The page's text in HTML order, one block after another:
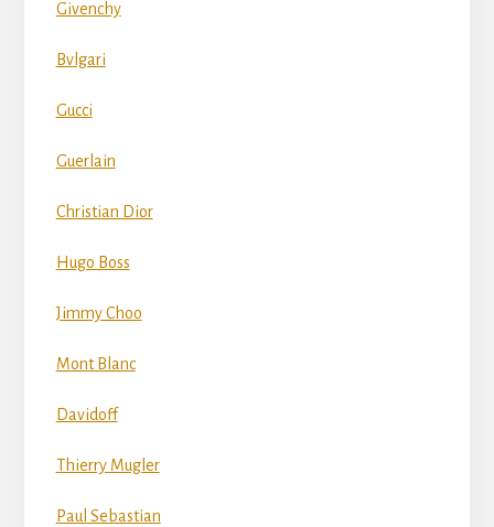
Givenchy
Bvlgari
Gucci
Guerlain
Christian Dior
Hugo Boss
Jimmy Choo
Mont Blanc
Davidoff
Thierry Mugler
Paul Sebastian